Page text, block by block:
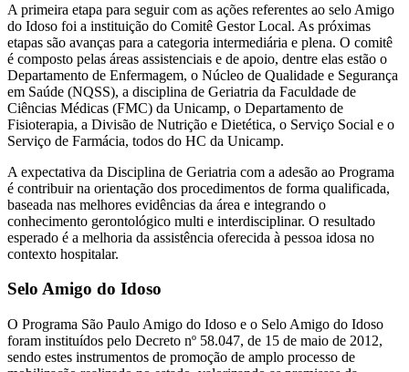
A primeira etapa para seguir com as ações referentes ao selo Amigo
do Idoso foi a instituição do Comitê Gestor Local. As próximas
etapas são avanças para a categoria intermediária e plena. O comitê
é composto pelas áreas assistenciais e de apoio, dentre elas estão o
Departamento de Enfermagem, o Núcleo de Qualidade e Segurança
em Saúde (NQSS), a disciplina de Geriatria da Faculdade de
Ciências Médicas (FMC) da Unicamp, o Departamento de
Fisioterapia, a Divisão de Nutrição e Dietética, o Serviço Social e o
Serviço de Farmácia, todos do HC da Unicamp.
A expectativa da Disciplina de Geriatria com a adesão ao Programa
é contribuir na orientação dos procedimentos de forma qualificada,
baseada nas melhores evidências da área e integrando o
conhecimento gerontológico multi e interdisciplinar. O resultado
esperado é a melhoria da assistência oferecida à pessoa idosa no
contexto hospitalar.
Selo Amigo do Idoso
O Programa São Paulo Amigo do Idoso e o Selo Amigo do Idoso
foram instituídos pelo Decreto nº 58.047, de 15 de maio de 2012,
sendo estes instrumentos de promoção de amplo processo de